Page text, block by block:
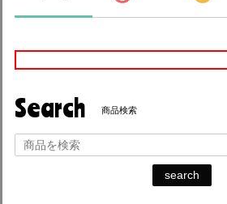
Search 商品検索
search